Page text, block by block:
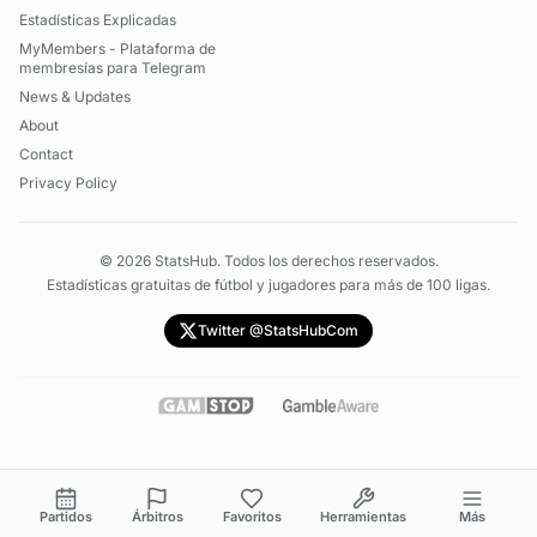
Estadísticas Explicadas
MyMembers - Plataforma de
membresías para Telegram
News & Updates
About
Contact
Privacy Policy
© 2026 StatsHub. Todos los derechos reservados.
Estadísticas gratuitas de fútbol y jugadores para más de 100 ligas.
Twitter @StatsHubCom
Partidos Árbitros Favoritos Herramientas Más